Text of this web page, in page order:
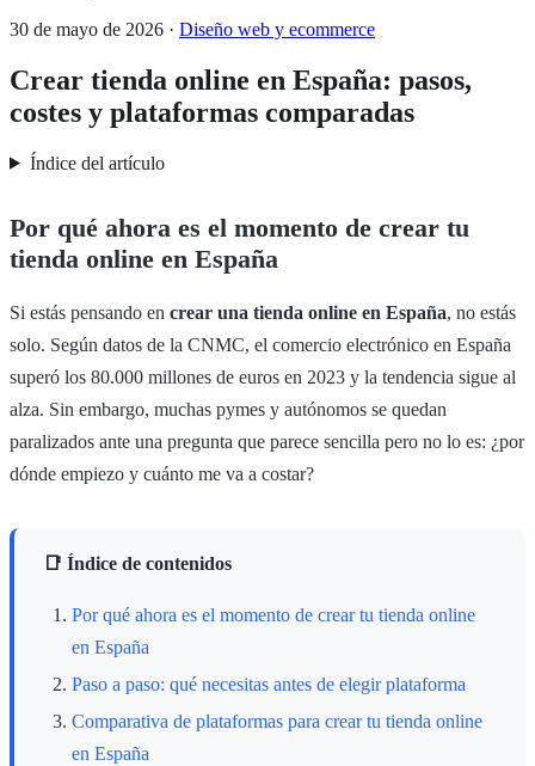
30 de mayo de 2026 · Diseño web y ecommerce
Crear tienda online en España: pasos,
costes y plataformas comparadas
Índice del artículo
Por qué ahora es el momento de crear tu
tienda online en España
Si estás pensando en crear una tienda online en España, no estás
solo. Según datos de la CNMC, el comercio electrónico en España
superó los 80.000 millones de euros en 2023 y la tendencia sigue al
alza. Sin embargo, muchas pymes y autónomos se quedan
paralizados ante una pregunta que parece sencilla pero no lo es: ¿por
dónde empiezo y cuánto me va a costar?
📑 Índice de contenidos
Por qué ahora es el momento de crear tu tienda online
en España
Paso a paso: qué necesitas antes de elegir plataforma
Comparativa de plataformas para crear tu tienda online
en España